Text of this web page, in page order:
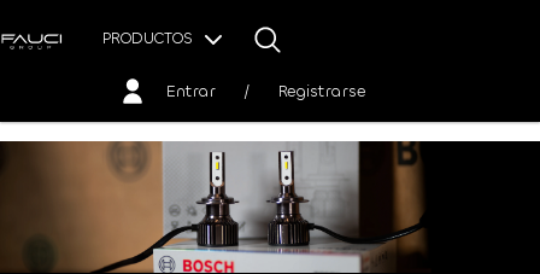
PRODUCTOS
Entrar / Registrarse